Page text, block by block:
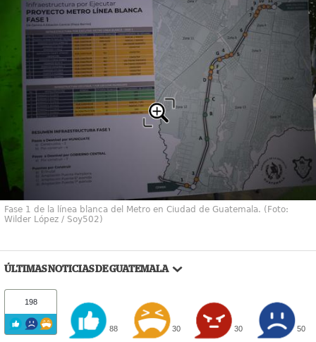
Fase 1 de la línea blanca del Metro en Ciudad de Guatemala. (Foto:
Wilder López / Soy502)
ÚLTIMAS NOTICIAS DE GUATEMALA
198
88 30 30 50